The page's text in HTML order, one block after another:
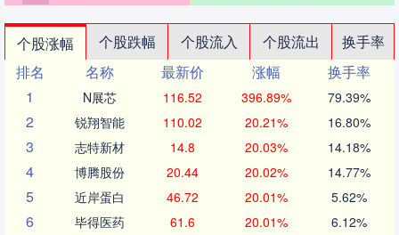
个股涨幅 个股跌幅 个股流入 个股流出
换手率
排名
名称 最新价 涨幅
换手率
1
N展芯 116.52 396.89% 79.39%
2 锐翔智能 110.02 20.21% 16.80%
3 志特新材 14.8 20.03% 14.18%
4 博腾股份 20.44 20.02% 14.77%
5 近岸蛋白 46.72 20.01% 5.62%
6 毕得医药 61.6 20.01% 6.12%